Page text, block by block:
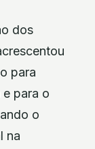
dos
para
e para o
o
na